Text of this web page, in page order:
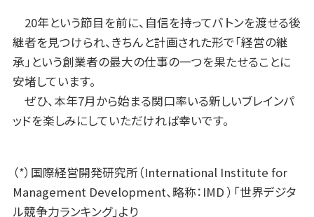
20年という節目を前に、自信を持ってバトンを渡せる後
継者を見つけられ、きちんと計画された形で「経営の継
承」という創業者の最大の仕事の一つを果たせることに
安堵しています。
ぜひ、本年7月から始まる関口率いる新しいブレインパ
ッドを楽しみにしていただければ幸いです。
（*）国際経営開発研究所（International Institute for
Management Development、略称：IMD ）「世界デジタ
ル競争力ランキング」より